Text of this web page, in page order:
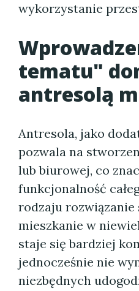
wykorzystanie
tematu"
antresolą
Antresola, jako
pozwala na
lub biurowej, co
funkcjonalność
rodzaju rozwiązanie
mieszkanie w
staje się bardziej
jednocześnie nie
niezbędnych